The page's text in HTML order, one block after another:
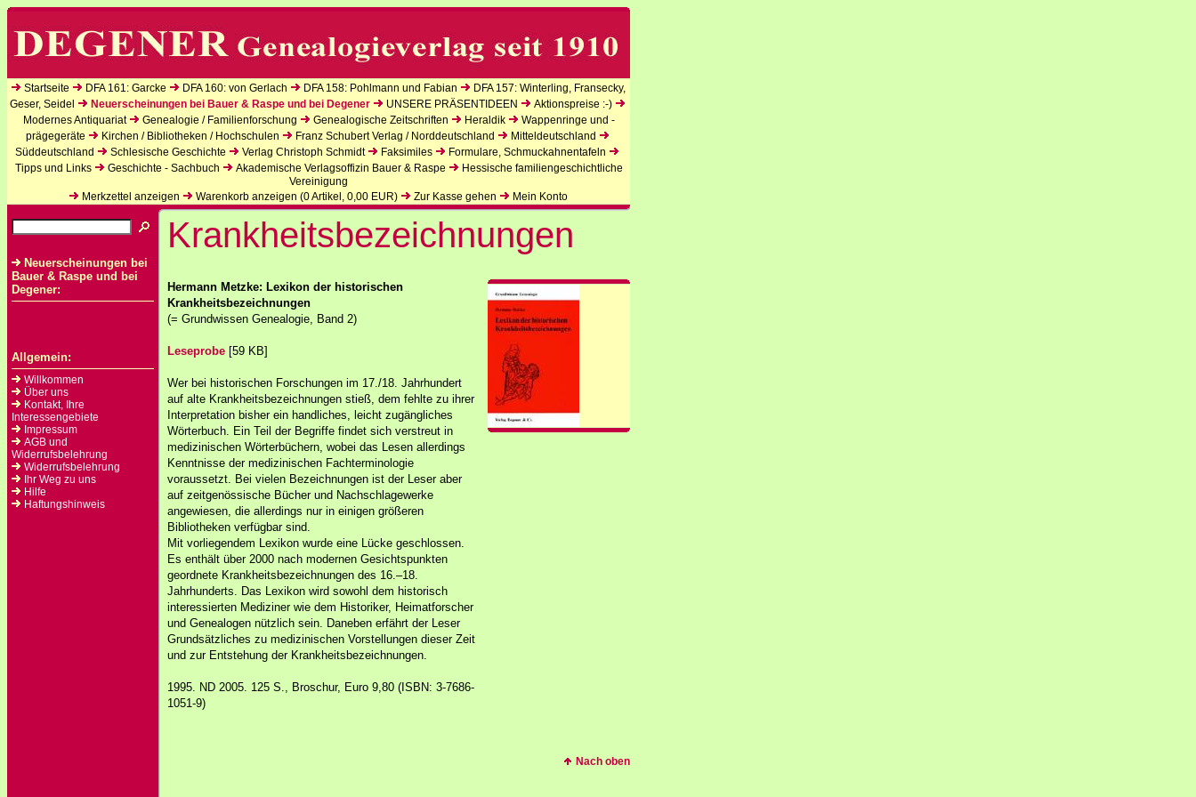
Startseite DFA 161: Garcke DFA 160: von Gerlach DFA 158: Pohlmann und Fabian
DFA 157: Winterling, Fransecky,
Geser, Seidel
Neuerscheinungen bei Bauer & Raspe und bei Degener UNSERE PRÄSENTIDEEN
Aktionspreise :-)
Modernes Antiquariat
Genealogie / Familienforschung Genealogische Zeitschriften Heraldik
Wappenringe und -
prägegeräte
Kirchen / Bibliotheken / Hochschulen Franz Schubert Verlag / Norddeutschland
Mitteldeutschland
Süddeutschland
Schlesische Geschichte Verlag Christoph Schmidt Faksimiles
Formulare, Schmuckahnentafeln
Tipps und Links
Geschichte - Sachbuch Akademische Verlagsoffizin Bauer & Raspe
Hessische familiengeschichtliche
Vereinigung
Merkzettel anzeigen
Warenkorb anzeigen (0Artikel, 0,00 EUR) Zur Kasse gehen Mein Konto
Neuerscheinungen bei
Bauer & Raspe und bei
Degener:
Allgemein:
Willkommen
Über uns
Kontakt, Ihre
Interessengebiete
Impressum
AGB und
Widerrufsbelehrung
Widerrufsbelehrung
Ihr Weg zu uns
Hilfe
Haftungshinweis
Krankheitsbezeichnungen
Hermann Metzke: Lexikon der historischen
Krankheitsbezeichnungen
(= Grundwissen Genealogie, Band 2)
Leseprobe [59 KB]
Wer bei historischen Forschungen im 17./18. Jahrhundert
auf alte Krankheitsbezeichnungen stieß, dem fehlte zu ihrer
Interpretation bisher ein handliches, leicht zugängliches
Wörterbuch. Ein Teil der Begriffe findet sich verstreut in
medizinischen Wörterbüchern, wobei das Lesen allerdings
Kenntnisse der medizinischen Fachterminologie
voraussetzt. Bei vielen Bezeichnungen ist der Leser aber
auf zeitgenössische Bücher und Nachschlagewerke
angewiesen, die allerdings nur in einigen größeren
Bibliotheken verfügbar sind.
Mit vorliegendem Lexikon wurde eine Lücke geschlossen.
Es enthält über 2000 nach modernen Gesichtspunkten
geordnete Krankheitsbezeichnungen des 16.–18.
Jahrhunderts. Das Lexikon wird sowohl dem historisch
interessierten Mediziner wie dem Historiker, Heimatforscher
und Genealogen nützlich sein. Daneben erfährt der Leser
Grundsätzliches zu medizinischen Vorstellungen dieser Zeit
und zur Entstehung der Krankheitsbezeichnungen.
1995. ND 2005. 125 S., Broschur, Euro 9,80 (ISBN: 3-7686-
1051-9)
Nach oben